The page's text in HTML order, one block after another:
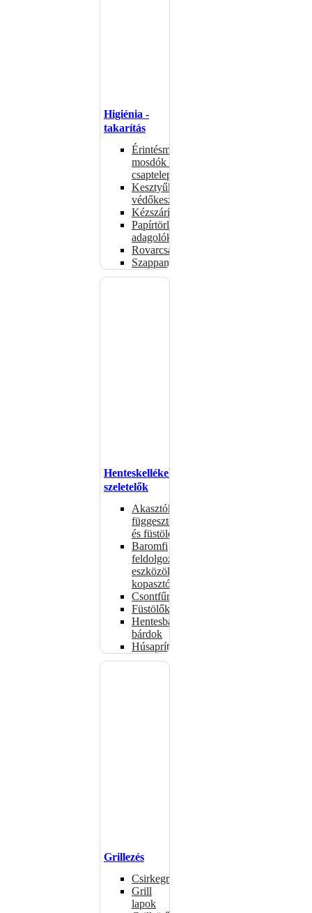
Higiénia -
takarítás
Érintésmentes
mosdók és
csaptelepek
Kesztyűk,
védőkesztyűk
Kézszárítók
Papírtörlő-
adagolók
Rovarcsapdák
Szappanadagolók
Henteskellékek,
szeletelők
Akasztók
függesztéshez
és füstöléshez
Baromfi
feldolgozó
eszközök,
kopasztók
Csontfűrészek
Füstölők
Hentesbalták,
bárdok
Húsaprítók
Grillezés
Csirkegrillek
Grill
lapok